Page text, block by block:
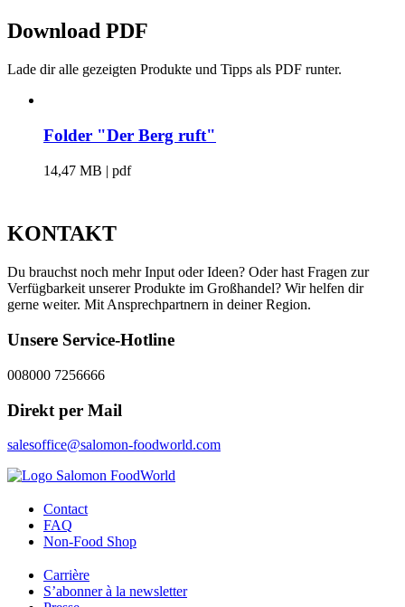
Download PDF
Lade dir alle gezeigten Produkte und Tipps als PDF runter.
Folder "Der Berg ruft"
14,47 MB | pdf
KONTAKT
Du brauchst noch mehr Input oder Ideen? Oder hast Fragen zur
Verfügbarkeit unserer Produkte im Großhandel? Wir helfen dir
gerne weiter. Mit Ansprechpartnern in deiner Region.
Unsere Service-Hotline
008000 7256666
Direkt per Mail
salesoffice@salomon-foodworld.com
Contact
FAQ
Non-Food Shop
Carrière
S’abonner à la newsletter